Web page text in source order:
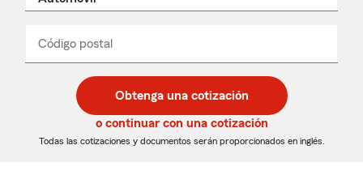
desplegable
Código postal
de
5
dígitos
de
5
dígitos
_____
Obtenga una cotización
o continuar con una cotización
Todas las cotizaciones y documentos serán proporcionados en inglés.